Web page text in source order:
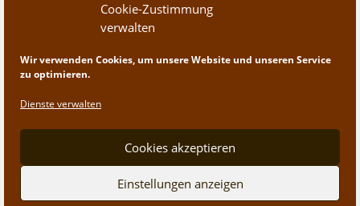
Cookie-Zustimmung
verwalten
Wir verwenden Cookies, um unsere Website und unseren Service
zu optimieren.
Dienste verwalten
Cookies akzeptieren
Einstellungen anzeigen